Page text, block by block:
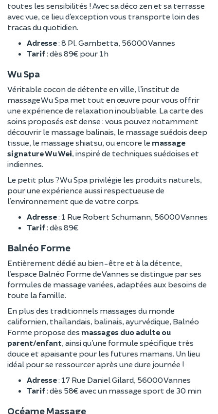
toutes les sensibilités ! Avec sa déco zen et sa terrasse
avec vue, ce lieu d’exception vous transporte loin des
tracas du quotidien.
Adresse: 8 Pl. Gambetta, 56000 Vannes
Tarif: dès 89€ pour 1h
Wu Spa
Véritable cocon de détente en ville, l’institut de
massage Wu Spa met tout en œuvre pour vous offrir
une expérience de relaxation inoubliable. La carte des
soins proposés est dense : vous pouvez notamment
découvrir le massage balinais, le massage suédois deep
tissue, le massage shiatsu, ou encore le massage
signature Wu Wei , inspiré de techniques suédoises et
indiennes.
Le petit plus ? Wu Spa privilégie les produits naturels,
pour une expérience aussi respectueuse de
l’environnement que de votre corps.
Adresse: 1 Rue Robert Schumann, 56000 Vannes
Tarif: dès 89€
Balnéo Forme
Entièrement dédié au bien-être et à la détente,
l’espace Balnéo Forme de Vannes se distingue par ses
formules de massage variées, adaptées aux besoins de
toute la famille.
En plus des traditionnels massages du monde
californien, thaïlandais, balinais, ayurvédique, Balnéo
Forme propose des massages duo adulte ou
parent/enfant , ainsi qu’une formule spécifique très
douce et apaisante pour les futures mamans. Un lieu
idéal pour se ressourcer après une dure journée !
Adresse: 17 Rue Daniel Gilard, 56000 Vannes
Tarif: dès 58€ avec un massage sport de 30 min
Océame Massage